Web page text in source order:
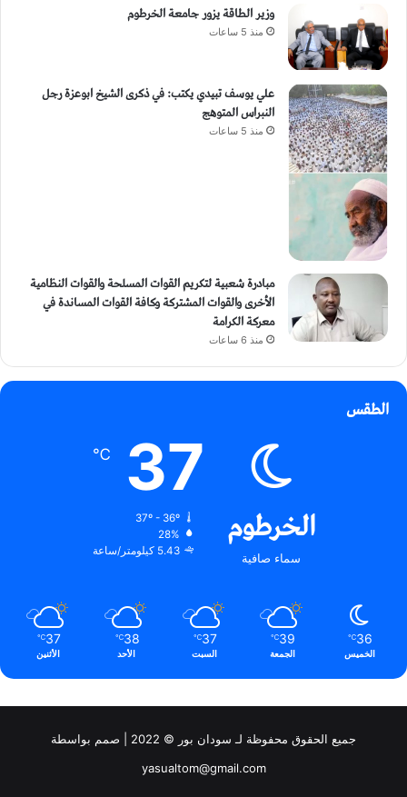
وزير الطاقة يزور جامعة الخرطوم
منذ 5 ساعات
علي يوسف تبيدي يكتب: في ذكرى الشيخ ابوعزة رجل
النبراس المتوهج
منذ 5 ساعات
مبادرة شعبية لتكريم القوات المسلحة والقوات النظامية
الأخرى والقوات المشتركة وكافة القوات المساندة في
معركة الكرامة
منذ 6 ساعات
الطقس
الخرطوم
سماء صافية
37
℃
37º - 36º
28%
5.43 كيلومتر/ساعة
36
℃
الخميس
39
℃
الجمعة
37
℃
السبت
38
℃
الأحد
37
℃
الأثنين
جميع الحقوق محفوظة لـ سودان بور © 2022 | صمم بواسطة
yasualtom@gmail.com